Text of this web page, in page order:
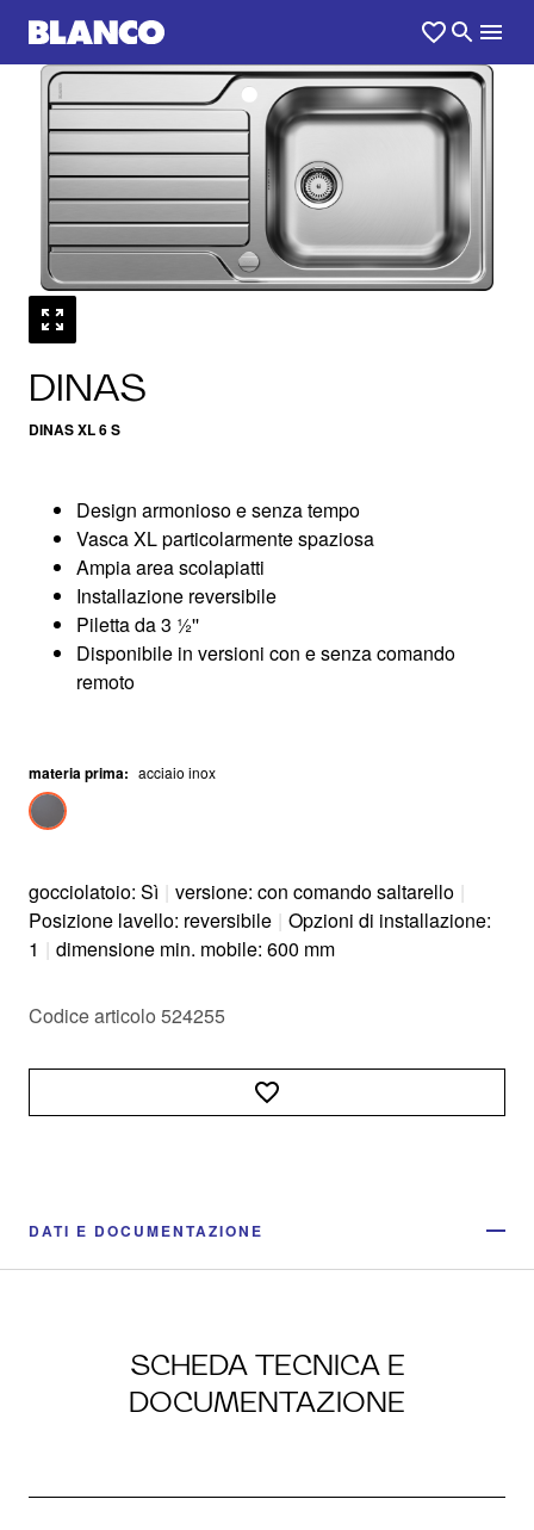
DINAS
DINAS XL 6 S
1 /0
Design armonioso e senza tempo
Vasca XL particolarmente spaziosa
Ampia area scolapiatti
Installazione reversibile
Piletta da 3 ½''
Disponibile in versioni con e senza comando
remoto
materia prima: acciaio inox
gocciolatoio: Sì | versione: con comando saltarello |
Posizione lavello: reversibile | Opzioni di installazione:
1 | dimensione min. mobile: 600 mm
Codice articolo 524255
DATI E DOCUMENTAZIONE
SCHEDA TECNICA E
DOCUMENTAZIONE